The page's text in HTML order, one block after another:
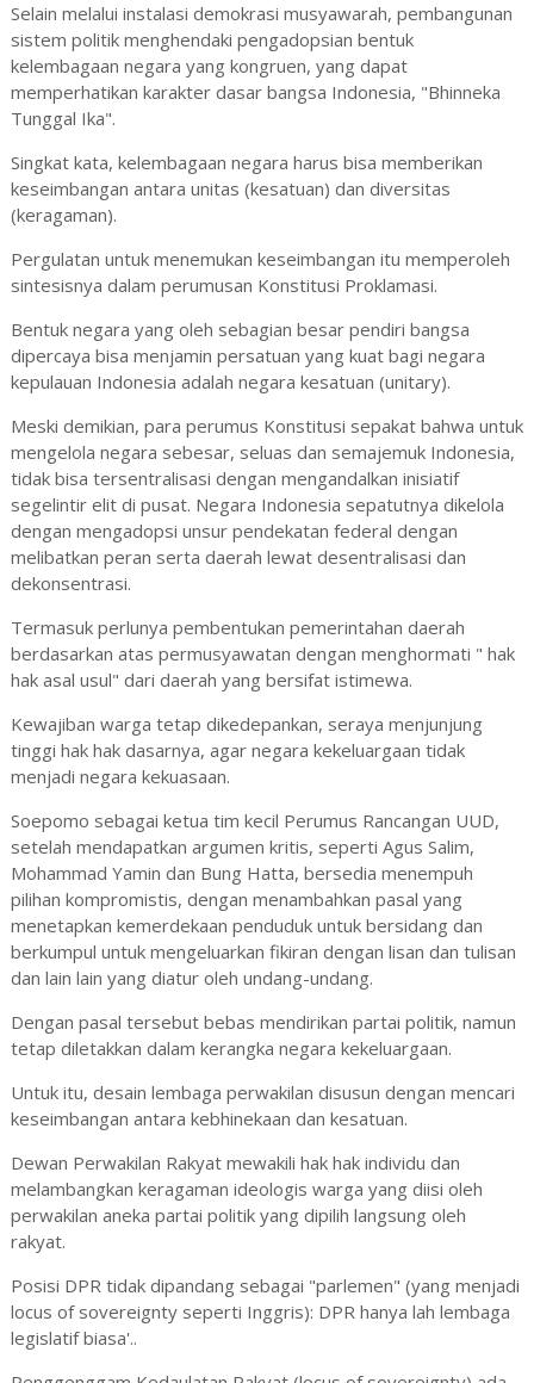
Selain melalui instalasi demokrasi musyawarah, pembangunan
sistem politik menghendaki pengadopsian bentuk
kelembagaan negara yang kongruen, yang dapat
memperhatikan karakter dasar bangsa Indonesia, "Bhinneka
Tunggal Ika".
Singkat kata, kelembagaan negara harus bisa memberikan
keseimbangan antara unitas (kesatuan) dan diversitas
(keragaman).
Pergulatan untuk menemukan keseimbangan itu memperoleh
sintesisnya dalam perumusan Konstitusi Proklamasi.
Bentuk negara yang oleh sebagian besar pendiri bangsa
dipercaya bisa menjamin persatuan yang kuat bagi negara
kepulauan Indonesia adalah negara kesatuan (unitary).
Meski demikian, para perumus Konstitusi sepakat bahwa untuk
mengelola negara sebesar, seluas dan semajemuk Indonesia,
tidak bisa tersentralisasi dengan mengandalkan inisiatif
segelintir elit di pusat. Negara Indonesia sepatutnya dikelola
dengan mengadopsi unsur pendekatan federal dengan
melibatkan peran serta daerah lewat desentralisasi dan
dekonsentrasi.
Termasuk perlunya pembentukan pemerintahan daerah
berdasarkan atas permusyawatan dengan menghormati " hak
hak asal usul" dari daerah yang bersifat istimewa.
Kewajiban warga tetap dikedepankan, seraya menjunjung
tinggi hak hak dasarnya, agar negara kekeluargaan tidak
menjadi negara kekuasaan.
Soepomo sebagai ketua tim kecil Perumus Rancangan UUD,
setelah mendapatkan argumen kritis, seperti Agus Salim,
Mohammad Yamin dan Bung Hatta, bersedia menempuh
pilihan kompromistis, dengan menambahkan pasal yang
menetapkan kemerdekaan penduduk untuk bersidang dan
berkumpul untuk mengeluarkan fikiran dengan lisan dan tulisan
dan lain lain yang diatur oleh undang-undang.
Dengan pasal tersebut bebas mendirikan partai politik, namun
tetap diletakkan dalam kerangka negara kekeluargaan.
Untuk itu, desain lembaga perwakilan disusun dengan mencari
keseimbangan antara kebhinekaan dan kesatuan.
Dewan Perwakilan Rakyat mewakili hak hak individu dan
melambangkan keragaman ideologis warga yang diisi oleh
perwakilan aneka partai politik yang dipilih langsung oleh
rakyat.
Posisi DPR tidak dipandang sebagai "parlemen" (yang menjadi
locus of sovereignty seperti Inggris): DPR hanya lah lembaga
legislatif biasa'..